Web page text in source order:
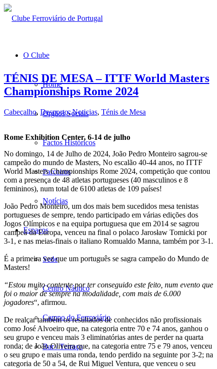
O Clube
Home
Orgãos Sociais
Factos Históricos
Parceiros
Notícias
Espaços
Sede
Centro Náutico
Campo do Ferroviário
Bar / Terraço
TÉNIS DE MESA – ITTF World Masters
Championships Rome 2024
Cabeçalho, Desporto,Noticias, Ténis de Mesa
Rome Exhibition Center, 6-14 de julho
No domingo, 14 de Julho de 2024, João Pedro Monteiro sagrou-se
campeão do mundo de Masters, No escalão 40-44 anos, no ITTF
World Masters Championships Rome 2024, competição que contou
com a presença de 48 atletas portugueses (40 masculinos e 8
femininos), num total de 6100 atletas de 109 países!
João Pedro Monteiro, um dos mais bem sucedidos mesa tenistas
portugueses de sempre, tendo participado em várias edições dos
Jogos Olímpicos e na equipa portuguesa que em 2014 se sagrou
campeã da Europa, venceu na final o polaco Jarosław Tomicki por
3-1, e nas meias-finais o italiano Romualdo Manna, também por 3-1.
É a primeira vez que um português se sagra campeão do Mundo de
Masters!
“Estou muito contente por ter conseguido este feito, num evento que
foi o maior de sempre na modalidade, com mais de 6.000
jogadores“, afirmou.
De realçar também os resultados de conhecidos não profissionais
como José Alvoeiro que, na categoria entre 70 e 74 anos, ganhou o
seu grupo e venceu mais 3 eliminatórias antes de perder na quarta
ronda; de João Oliveira que, na categoria entre 75 e 79 anos, venceu
o seu grupo e mais uma ronda, tendo perdido na seguinte por 3-2; na
categoria de 50 a 54, de Rui Miguel Ventura, que venceu o seu